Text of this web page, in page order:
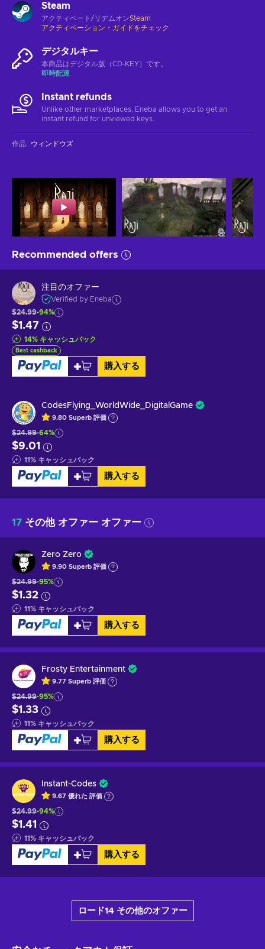
Steam
アクティベート/リデムオンSteam
アクティベーション・ガイドをチェック
デジタルキー
本商品はデジタル版（CD-KEY）です。
即時配達
Instant refunds
Unlike other marketplaces, Eneba allows you to get an
instant refund for unviewed keys.
作品: ウィンドウズ
Recommended offers
注目のオファー
Verified by Eneba
$24.99-94%
$1.47
14% キャッシュバック
Best cashback
購入する
CodesFlying_WorldWide_DigitalGame
9.80 Superb 評価
$24.99-64%
$9.01
11% キャッシュバック
購入する
17 その他 オファー オファー
Zero Zero
9.90 Superb 評価
$24.99-95%
$1.32
11% キャッシュバック
購入する
Frosty Entertainment
9.77 Superb 評価
$24.99-95%
$1.33
11% キャッシュバック
購入する
Instant-Codes
9.67 優れた 評価
$24.99-94%
$1.41
11% キャッシュバック
購入する
ロード14 その他のオファー